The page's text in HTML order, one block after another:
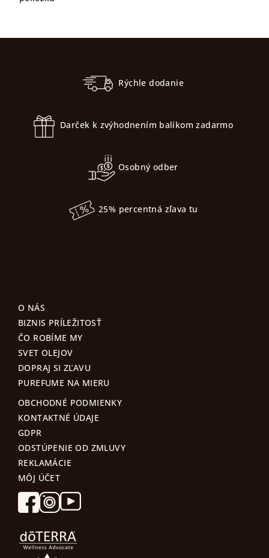
Rýchle dodanie
Darček k zvýhodnením balíkom zadarmo
Osobný odber
25% percentná zľava tu
O NÁS
BIZNIS PRÍLEŽITOSŤ
ČO ROBÍME MY
SVET OLEJOV
DOPRAJ SI ZĽAVU
PUREFUME NA MIERU
OBCHODNÉ PODMIENKY
KONTAKTNÉ ÚDAJE
GDPR
ODSTÚPENIE OD ZMLUVY
REKLAMÁCIE
MÔJ ÚČET